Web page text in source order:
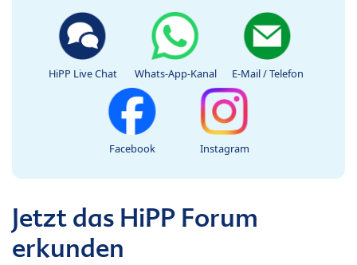
HiPP Live Chat Whats-App-Kanal E-Mail / Telefon
Facebook Instagram
Jetzt das HiPP Forum
erkunden